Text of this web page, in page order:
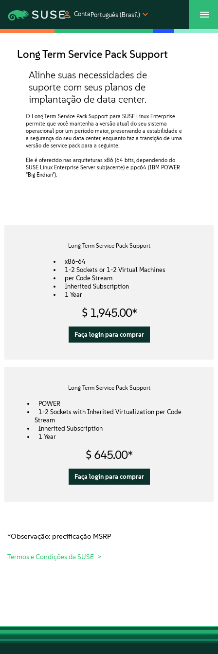
ContaPortuguês (Brasil)
Produtos
Soluções
Suporte e serviços
Parceiros
Downloads gratuitos
Long Term Service Pack Support
Alinhe suas necessidades de
suporte com seus planos de
implantação de data center.
O Long Term Service Pack Support para SUSE Linux Enterprise
permite que você mantenha a versão atual do seu sistema
operacional por um período maior, preservando a estabilidade e
a segurança do seu data center, enquanto faz a transição de uma
versão de service pack para a seguinte.
Ele é oferecido nas arquiteturas x86 (64 bits, dependendo do
SUSE Linux Enterprise Server subjacente) e ppc64 (IBM POWER
"Big Endian").
Long Term Service Pack Support
x86-64
1-2 Sockets or 1-2 Virtual Machines
per Code Stream
Inherited Subscription
1 Year
$ 1,945.00*
Faça login para comprar
Long Term Service Pack Support
POWER
1-2 Sockets with Inherited Virtualization per Code
Stream
Inherited Subscription
1 Year
$ 645.00*
Faça login para comprar
*Observação: precificação MSRP
Termos e Condições da SUSE